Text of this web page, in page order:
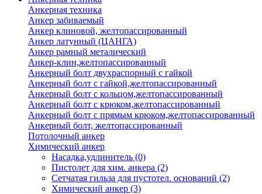
Анкерная техника
Анкер забиваемый
Анкер клиновой, желтопассированный
Анкер латунный (ЦАНГА)
Анкер рамный металический
Анкер-клин,желтопассированный
Анкерный болт двухраспорный с гайкой
Анкерный болт с гайкой,желтопассированный
Анкерный болт с кольцом,желтопассированный
Анкерный болт с крюком,желтопассированный
Анкерный болт с прямым крюком,желтопассированный
Анкерный болт, желтопассированный
Потолочный анкер
Химический анкер
Насадка,удлинитель (0)
Пистолет для хим. анкера (2)
Сетчатая гильза для пустотел. оснований (2)
Химический анкер (3)